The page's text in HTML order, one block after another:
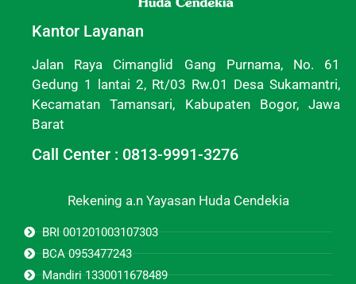
Kantor Layanan
Jalan Raya Cimanglid Gang Purnama, No. 61
Gedung 1 lantai 2, Rt/03 Rw.01 Desa Sukamantri,
Kecamatan Tamansari, Kabupaten Bogor, Jawa
Barat
Call Center : 0813-9991-3276
Rekening a.n Yayasan Huda Cendekia
BRI 001201003107303
BCA 0953477243
Mandiri 1330011678489